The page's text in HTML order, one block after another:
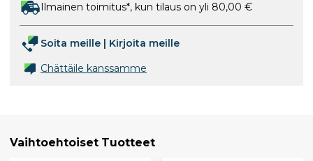
Ilmainen toimitus*, kun tilaus on yli 80,00 €
Soita meille
Kirjoita meille
Chättäile kanssamme
Vaihtoehtoiset Tuotteet